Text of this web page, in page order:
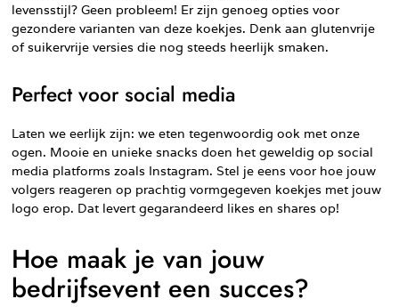
levensstijl? Geen probleem! Er zijn genoeg opties voor
gezondere varianten van deze koekjes. Denk aan glutenvrije
of suikervrije versies die nog steeds heerlijk smaken.
Perfect voor social media
Laten we eerlijk zijn: we eten tegenwoordig ook met onze
ogen. Mooie en unieke snacks doen het geweldig op social
media platforms zoals Instagram. Stel je eens voor hoe jouw
volgers reageren op prachtig vormgegeven koekjes met jouw
logo erop. Dat levert gegarandeerd likes en shares op!
Hoe maak je van jouw
bedrijfsevent een succes?